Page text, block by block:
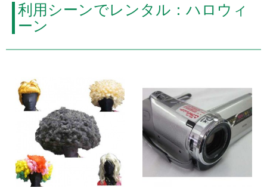
利用シーンでレンタル：ハロウィ
ーン